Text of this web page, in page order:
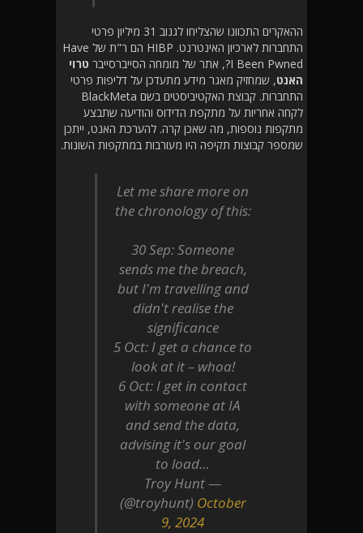
ההאקרים התכוונו שהצליחו לגנוב 31 מיליון פרטי
התחברות לארכיון האינטרנט. HIBP הם ר"ת של Have
I Been Pwned?, אתר של מומחה הסייברסייבר
טרוי
האנט, שמחזיק מאגר מידע מתעדכן על דליפות פרטי
התחברות. קבוצת האקטיביסטים בשם BlackMeta
לקחה אחריות על מתקפת הדידוס והודיעה שתבצע
מתקפות נוספות, מה שאכן קרה. להערכת האנט, ייתכן
שמספר קבוצות תקיפה היו מעורבות במתקפות השונות.
Let me share more on
the chronology of this:
30 Sep: Someone
sends me the breach,
but I'm travelling and
didn't realise the
significance
5 Oct: I get a chance to
look at it – whoa!
6 Oct: I get in contact
with someone at IA
and send the data,
advising it's our goal
to load…
— Troy Hunt
(@troyhunt) October
9, 2024